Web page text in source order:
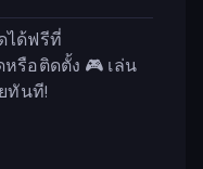
ได้ฟรีที่
หรือติดตั้ง 🎮 เล่น
ทันที!